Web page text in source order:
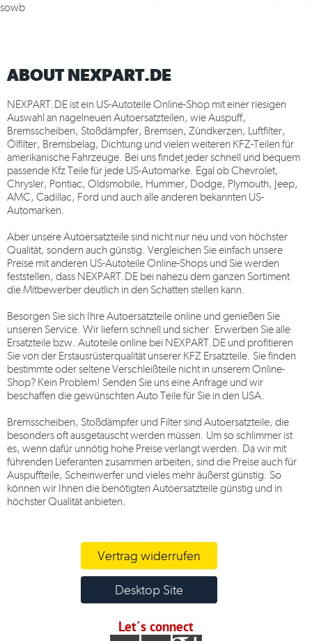
sowb
ABOUT NEXPART.DE
NEXPART.DE ist ein US-Autoteile Online-Shop mit einer riesigen
Auswahl an nagelneuen Autoersatzteilen, wie Auspuff,
Bremsscheiben, Stoßdämpfer, Bremsen, Zündkerzen, Luftfilter,
Ölfilter, Bremsbelag, Dichtung und vielen weiteren KFZ-Teilen für
amerikanische Fahrzeuge. Bei uns findet jeder schnell und bequem
passende Kfz Teile für jede US-Automarke. Egal ob Chevrolet,
Chrysler, Pontiac, Oldsmobile, Hummer, Dodge, Plymouth, Jeep,
AMC, Cadillac, Ford und auch alle anderen bekannten US-
Automarken.
Aber unsere Autoersatzteile sind nicht nur neu und von höchster
Qualität, sondern auch günstig. Vergleichen Sie einfach unsere
Preise mit anderen US-Autoteile Online-Shops und Sie werden
feststellen, dass NEXPART.DE bei nahezu dem ganzen Sortiment
die Mitbewerber deutlich in den Schatten stellen kann.
Besorgen Sie sich Ihre Autoersatzteile online und genießen Sie
unseren Service. Wir liefern schnell und sicher. Erwerben Sie alle
Ersatzteile bzw. Autoteile online bei NEXPART.DE und profitieren
Sie von der Erstausrüsterqualität unserer KFZ Ersatzteile. Sie finden
bestimmte oder seltene Verschleißteile nicht in unserem Online-
Shop? Kein Problem! Senden Sie uns eine Anfrage und wir
beschaffen die gewünschten Auto Teile für Sie in den USA.
Bremsscheiben, Stoßdämpfer und Filter sind Autoersatzteile, die
besonders oft ausgetauscht werden müssen. Um so schlimmer ist
es, wenn dafür unnötig hohe Preise verlangt werden. Da wir mit
führenden Lieferanten zusammen arbeiten, sind die Preise auch für
Auspuffteile, Scheinwerfer und vieles mehr äußerst günstig. So
können wir Ihnen die benötigten Autoersatzteile günstig und in
höchster Qualität anbieten.
Vertrag widerrufen
Desktop Site
Let´s connect